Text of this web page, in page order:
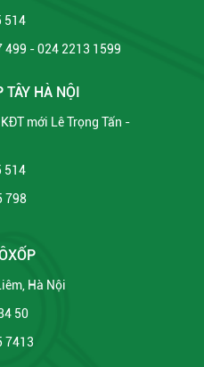
514
499 - 024 2213 1599
TÂY HÀ NỘI
mới Lê Trọng Tấn -
514
798
Hà Nội
50
7413